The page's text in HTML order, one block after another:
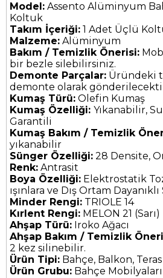
Model: Assento Alüminyum
Koltuk
Takım İçeriği: 1 Adet Üçlü
Malzeme: Alüminyum
Bakım / Temizlik Önerisi:
bir bezle silebilirsiniz.
Demonte Parçalar: Üründeki
demonte olarak
Kumaş Türü: Olefin Kumaş
Kumaş Özelliği: Yıkanabilir,
Garantili
Kumaş Bakım / Temizlik
yıkanabilir
Sünger Özelliği: 28 Densite,
Renk: Antrasit
Boya Özelliği: Elektrostatik
ışınlara ve Dış Ortam
Minder Rengi: TRIOLE 14
Kırlent Rengi: MELON 21 (Sarı)
Ahşap Türü: Iroko Ağacı
Ahşap Bakım / Temizlik
2 kez silinebilir.
Ürün Tipi: Bahçe, Balkon,
Ürün Grubu: Bahçe Mobilyaları